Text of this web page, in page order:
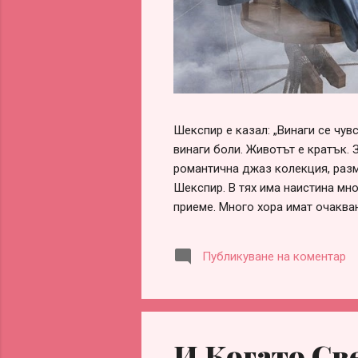
Шекспир е казал: „Винаги се
винаги боли. Животът е кратък.
романтична джаз колекция,
Шекспир. В тях има наистина
приеме. Много хора имат
оформи сам, ако честно
заради разочарования,
партньорство. Истината обаче
Публикуване на коментар